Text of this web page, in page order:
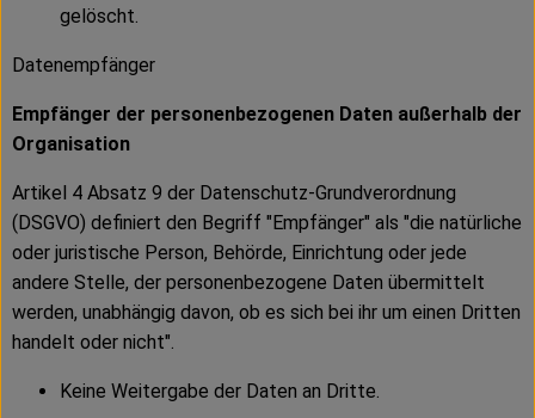
gelöscht.
Datenempfänger
Empfänger der personenbezogenen Daten außerhalb der
Organisation
Artikel 4 Absatz 9 der Datenschutz-Grundverordnung
(DSGVO) definiert den Begriff "Empfänger" als "die natürliche
oder juristische Person, Behörde, Einrichtung oder jede
andere Stelle, der personenbezogene Daten übermittelt
werden, unabhängig davon, ob es sich bei ihr um einen Dritten
handelt oder nicht".
Keine Weitergabe der Daten an Dritte.